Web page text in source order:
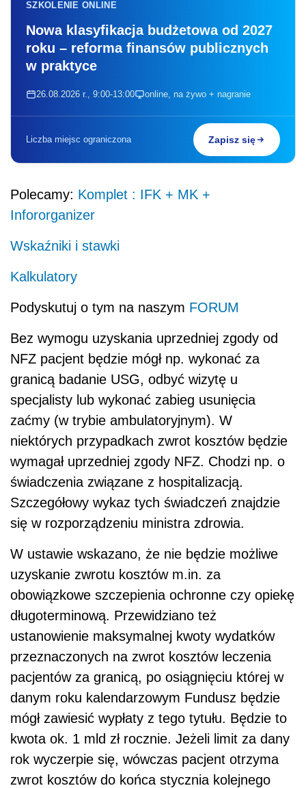
SZKOLENIE ONLINE
Nowa klasyfikacja budżetowa od 2027
roku – reforma finansów publicznych
w praktyce
26.08.2026 r., 9:00-13:00 online, na żywo + nagranie
Liczba miejsc ograniczona Zapisz się
Polecamy: Komplet : IFK + MK +
Infororganizer
Wskaźniki i stawki
Kalkulatory
Podyskutuj o tym na naszym FORUM
Bez wymogu uzyskania uprzedniej zgody od
NFZ pacjent będzie mógł np. wykonać za
granicą badanie USG, odbyć wizytę u
specjalisty lub wykonać zabieg usunięcia
zaćmy (w trybie ambulatoryjnym). W
niektórych przypadkach zwrot kosztów będzie
wymagał uprzedniej zgody NFZ. Chodzi np. o
świadczenia związane z hospitalizacją.
Szczegółowy wykaz tych świadczeń znajdzie
się w rozporządzeniu ministra zdrowia.
W ustawie wskazano, że nie będzie możliwe
uzyskanie zwrotu kosztów m.in. za
obowiązkowe szczepienia ochronne czy opiekę
długoterminową. Przewidziano też
ustanowienie maksymalnej kwoty wydatków
przeznaczonych na zwrot kosztów leczenia
pacjentów za granicą, po osiągnięciu której w
danym roku kalendarzowym Fundusz będzie
mógł zawiesić wypłaty z tego tytułu. Będzie to
kwota ok. 1 mld zł rocznie. Jeżeli limit za dany
rok wyczerpie się, wówczas pacjent otrzyma
zwrot kosztów do końca stycznia kolejnego